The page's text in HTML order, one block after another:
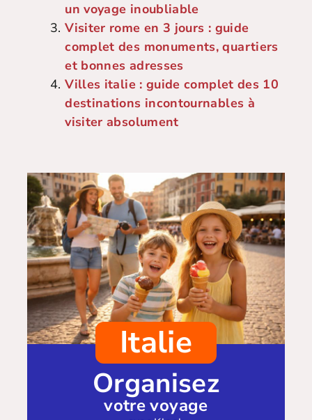
un voyage inoubliable
Visiter rome en 3 jours : guide
complet des monuments, quartiers
et bonnes adresses
Villes italie : guide complet des 10
destinations incontournables à
visiter absolument
Italie
Organisez
votre voyage